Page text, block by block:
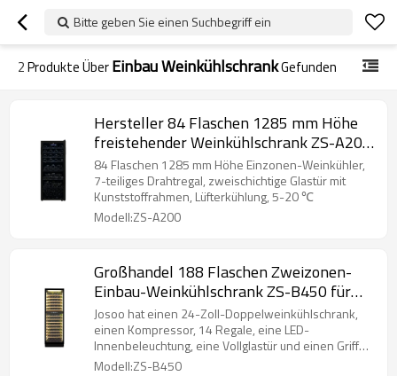
Bitte geben Sie einen Suchbegriff ein
2Produkte ÜberEinbau WeinkühlschrankGefunden
Hersteller 84 Flaschen 1285 mm Höhe
freistehender Weinkühlschrank ZS-A200
mit 7 Drahtregalen und
Kunststoffrahmentür
84 Flaschen 1285 mm Höhe Einzonen-Weinkühler,
7-teiliges Drahtregal, zweischichtige Glastür mit
Kunststoffrahmen, Lüfterkühlung, 5-20 ℃
Modell:ZS-A200
Großhandel 188 Flaschen Zweizonen-
Einbau-Weinkühlschrank ZS-B450 für
Weinlagerkühler mit vollständiger
schwarzer Glastür
Josoo hat einen 24-Zoll-Doppelweinkühlschrank,
einen Kompressor, 14 Regale, eine LED-
Innenbeleuchtung, eine Vollglastür und einen Griff
eingebaut
Modell:ZS-B450